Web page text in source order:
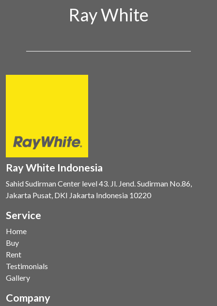
Ray White
Ray White Indonesia
Sahid Sudirman Center level 43. Jl. Jend. Sudirman No.86,
Jakarta Pusat, DKI Jakarta Indonesia 10220
Service
Home
Buy
Rent
Testimonials
Gallery
Company